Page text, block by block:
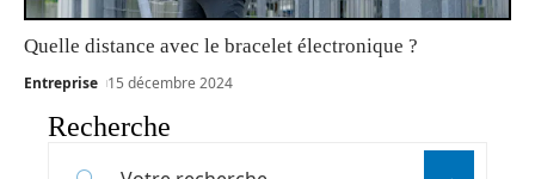
Quelle distance avec le bracelet électronique ?
Entreprise 15 décembre 2024
Recherche